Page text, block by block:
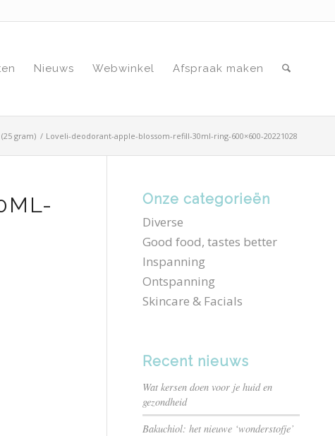
Nieuws Webwinkel Afspraak maken
gram) / Loveli-deodorant-apple-blossom-refill-30ml-ring-600×600-20221028
Onze categorieën
Diverse
Good food, tastes better
Inspanning
Ontspanning
Skincare & Facials
Recent nieuws
Wat kersen doen voor je huid en
gezondheid
Bakuchiol: het nieuwe ‘wonderstofje’